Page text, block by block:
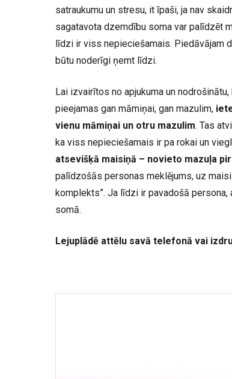
satraukumu un stresu, it īpaši, ja nav
sagatavota dzemdību soma var palīdzēt
līdzi ir viss nepieciešamais. Piedāvājam
būtu noderīgi ņemt līdzi.
Lai izvairītos no apjukuma un
pieejamas gan māmiņai, gan mazulim,
vienu māmiņai un otru mazulim. Tas
ka viss nepieciešamais ir pa rokai un
atsevišķā maisiņā – novieto mazuļa
palīdzošās personas meklējums, uz
komplekts”. Ja līdzi ir pavadošā
somā.
Lejuplādē attēlu savā telefonā vai